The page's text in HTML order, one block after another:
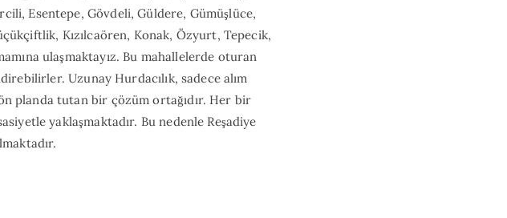
Esentepe, Gövdeli, Güldere, Gümüşlüce,
Kızılcaören, Konak, Özyurt, Tepecik,
ulaşmaktayız. Bu mahallelerde oturan
Uzunay Hurdacılık, sadece alım
planda tutan bir çözüm ortağıdır. Her bir
yaklaşmaktadır. Bu nedenle Reşadiye